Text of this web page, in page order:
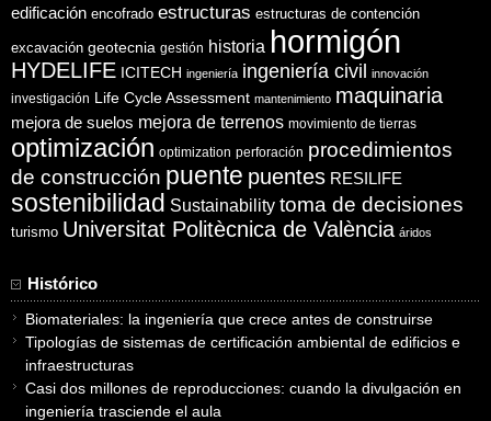
edificación encofrado estructuras estructuras de contención
excavación geotecnia gestión historia hormigón
HYDELIFE ICITECH ingeniería ingeniería civil innovación
investigación Life Cycle Assessment mantenimiento maquinaria
mejora de suelos mejora de terrenos movimiento de tierras
optimización optimization perforación procedimientos
de construcción puente puentes RESILIFE
sostenibilidad Sustainability toma de decisiones
turismo Universitat Politècnica de València áridos
Histórico
Biomateriales: la ingeniería que crece antes de construirse
Tipologías de sistemas de certificación ambiental de edificios e
infraestructuras
Casi dos millones de reproducciones: cuando la divulgación en
ingeniería trasciende el aula